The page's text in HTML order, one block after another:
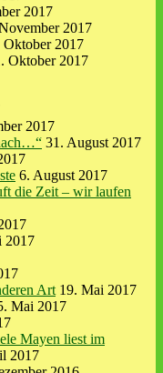
2017
2017
Oktober 2017
Oktober 2017
2017
31. August 2017
6. August 2017
die Zeit – wir laufen
2017
Art 19. Mai 2017
Mai 2017
Mayen liest im
2017